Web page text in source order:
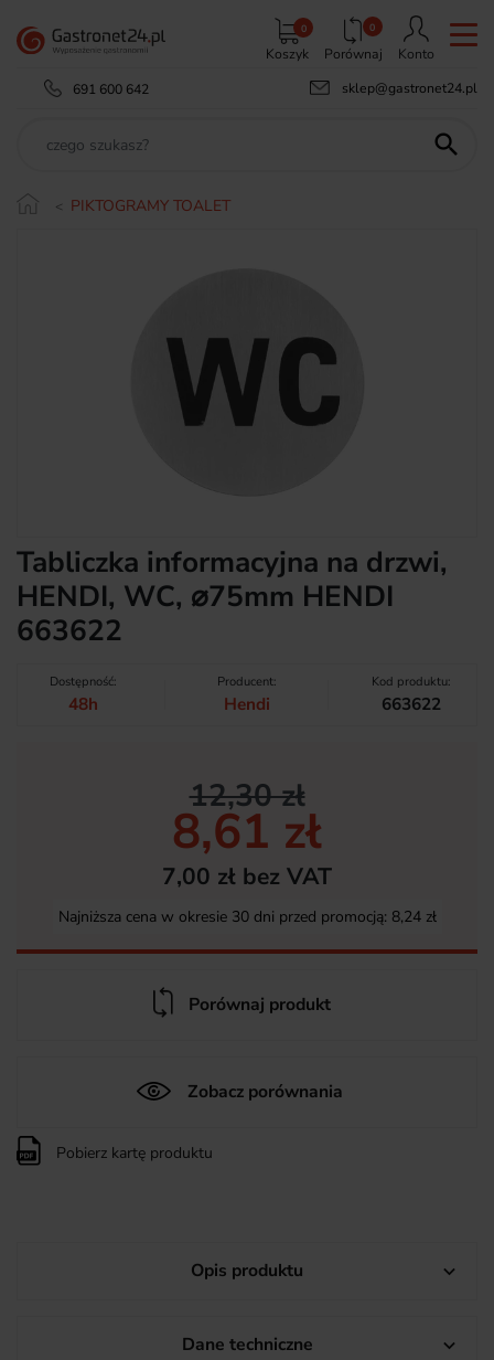
Koszyk
0 0
Porównaj
Konto
691 600 642
sklep@gastronet24.pl

PIKTOGRAMY TOALET
Tabliczka informacyjna na drzwi,
HENDI, WC, ⌀75mm HENDI
663622
Dostępność:
48h
Producent:
Hendi
Kod produktu:
663622
12,30 zł
8,61 zł
7,00 zł bez VAT
Najniższa cena w okresie 30 dni przed promocją: 8,24 zł
Porównaj produkt
Zobacz porównania
Pobierz kartę produktu
Opis produktu 
Dane techniczne 